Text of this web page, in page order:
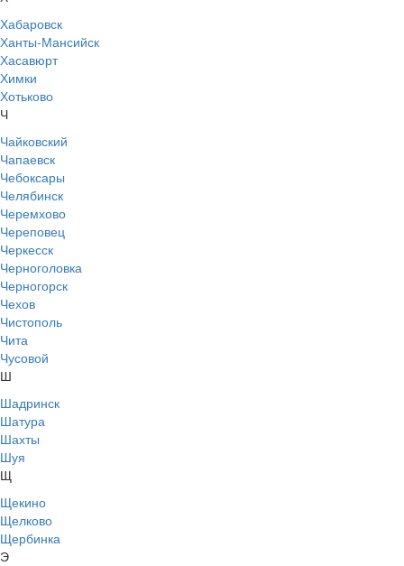
Хабаровск
Ханты-Мансийск
Хасавюрт
Химки
Хотьково
Ч
Чайковский
Чапаевск
Чебоксары
Челябинск
Черемхово
Череповец
Черкесск
Черноголовка
Черногорск
Чехов
Чистополь
Чита
Чусовой
Ш
Шадринск
Шатура
Шахты
Шуя
Щ
Щекино
Щелково
Щербинка
Э